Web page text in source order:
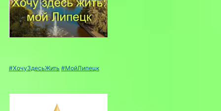
#ХочуЗдесьЖить #МойЛипецк